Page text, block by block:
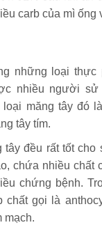
carb của mì ống
những loại thực
nhiều người sử
măng tây đó
tây tím.
tây đều rất tốt
chứa nhiều chất
chứng bệnh.
gọi là
mạch.